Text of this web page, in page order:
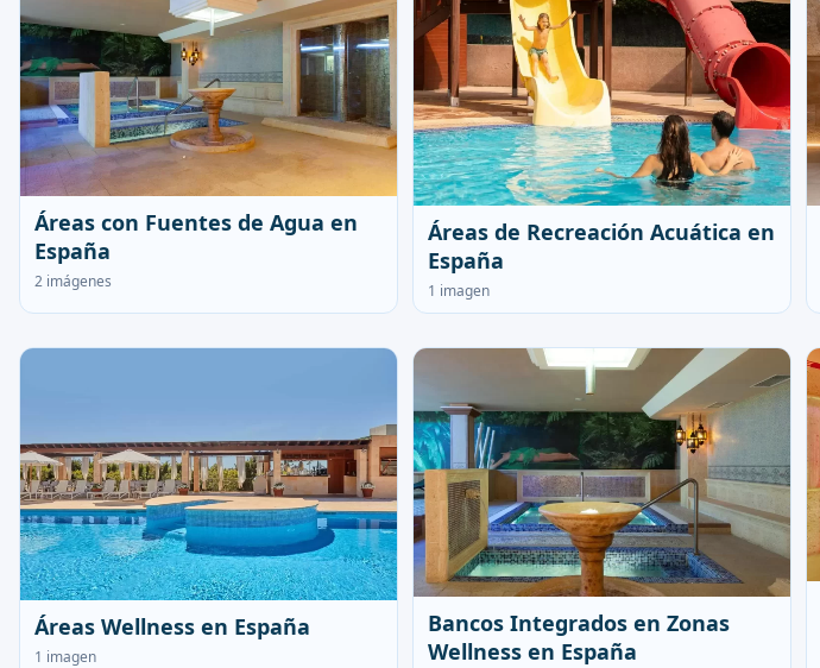
Áreas con Fuentes de Agua en
España
2 imágenes
Áreas de Recreación Acuática en
España
1 imagen
Áreas Wellness en España
1 imagen
Bancos Integrados en Zonas
Wellness en España